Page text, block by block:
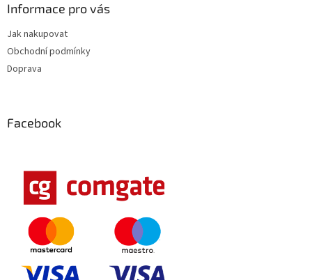
Informace pro vás
Jak nakupovat
Obchodní podmínky
Doprava
Facebook